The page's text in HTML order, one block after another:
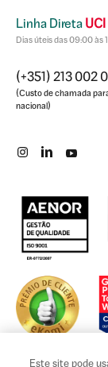
Linha Direta UCI
Dias úteis das 09:00 às
(+351) 213 002
(Custo de chamada
nacional)
Este site pode